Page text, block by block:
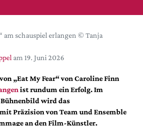
am schauspiel erlangen © Tanja
am 19. Juni 2026
„Eat My Fear“ von Caroline Finn
ist rundum ein Erfolg. Im
wird das
Präzision von Team und Ensemble
an den Film-Künstler.